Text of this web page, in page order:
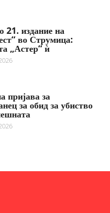
21. издание на
во Струмица:
„Астер“ ѝ
пријава за
за обид за убиство